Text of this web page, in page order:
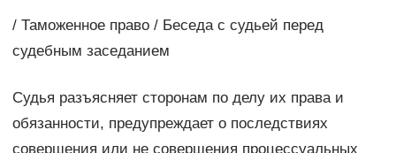
/ Таможенное право / Беседа с судьей перед
судебным заседанием
Судья разъясняет сторонам по делу их права и
обязанности, предупреждает о последствиях
совершения или не совершения процессуальных